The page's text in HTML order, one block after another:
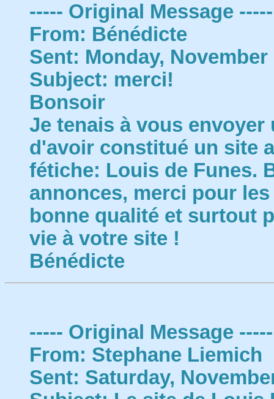
----- Original Message -----
From: Bénédicte
Sent: Monday, November
Subject: merci!
Bonsoir
Je tenais à vous
d'avoir constitué un site
fétiche: Louis de Funes.
annonces, merci pour
bonne qualité et surtout
vie à votre site !
Bénédicte
----- Original Message -----
From: Stephane Liemich
Sent: Saturday,